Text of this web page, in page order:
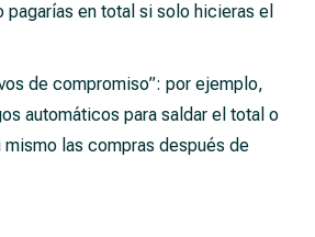
pagarías en total si solo hicieras el
de compromiso”: por ejemplo,
automáticos para saldar el total o
mismo las compras después de